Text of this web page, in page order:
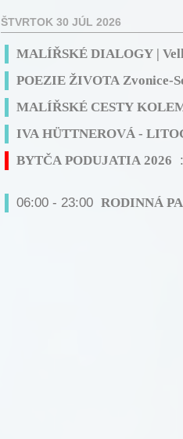
ŠTVRTOK 30 JÚL 2026
MALÍŘSKÉ DIALOGY |
POEZIE ŽIVOTA Zvonice-
MALÍŘSKÉ CESTY
IVA HÜTTNEROVÁ -
BYTČA PODUJATIA 2026
06:00 - 23:00 RODINNÁ